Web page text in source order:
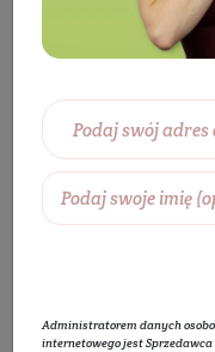
Administratorem danych
internetowego jest